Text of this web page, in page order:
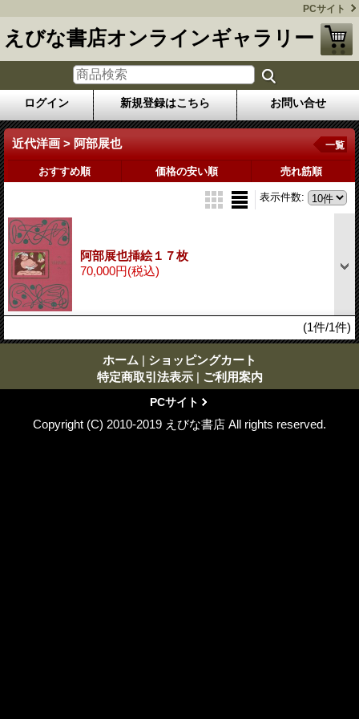
PCサイト
えびな書店オンラインギャラリー
ログイン 新規登録はこちら お問い合せ
近代洋画 > 阿部展也 一覧
おすすめ順 価格の安い順 売れ筋順
表示件数:
阿部展也挿絵１７枚
70,000円(税込)
(1件/1件)
ホーム | ショッピングカート
特定商取引法表示 | ご利用案内
PCサイト
Copyright (C) 2010-2019 えびな書店 All rights reserved.